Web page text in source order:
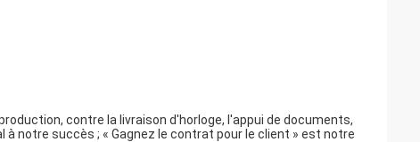
contre la livraison d'horloge, l'appui de documents,
notre succès ; « Gagnez le contrat pour le client » est notre